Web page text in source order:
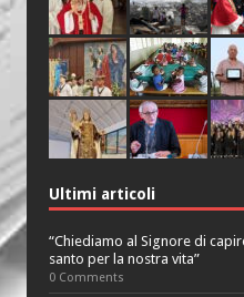
Ultimi articoli
“Chiediamo al Signore di
santo per la nostra vita”
0 Comments